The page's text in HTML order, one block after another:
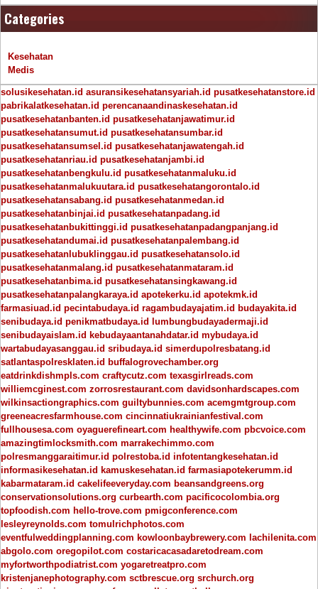
Categories
Kesehatan
Medis
solusikesehatan.id asuransikesehatansyariah.id pusatkesehatanstore.id
pabrikalatkesehatan.id perencanaandinaskesehatan.id
pusatkesehatanbanten.id pusatkesehatanjawatimur.id
pusatkesehatansumut.id pusatkesehatansumbar.id
pusatkesehatansumsel.id pusatkesehatanjawatengah.id
pusatkesehatanriau.id pusatkesehatanjambi.id
pusatkesehatanbengkulu.id pusatkesehatanmaluku.id
pusatkesehatanmalukuutara.id pusatkesehatangorontalo.id
pusatkesehatansabang.id pusatkesehatanmedan.id
pusatkesehatanbinjai.id pusatkesehatanpadang.id
pusatkesehatanbukittinggi.id pusatkesehatanpadangpanjang.id
pusatkesehatandumai.id pusatkesehatanpalembang.id
pusatkesehatanlubuklinggau.id pusatkesehatansolo.id
pusatkesehatanmalang.id pusatkesehatanmataram.id
pusatkesehatanbima.id pusatkesehatansingkawang.id
pusatkesehatanpalangkaraya.id apotekerku.id apotekmk.id
farmasiuad.id pecintabudaya.id ragambudayajatim.id budayakita.id
senibudaya.id penikmatbudaya.id
lumbungbudayadermaji.id
senibudayaislam.id kebudayaantanahdatar.id mybudaya.id
wartabudayasanggau.id sribudaya.id simerdupolresbatang.id
satlantaspolresklaten.id buffalogrovechamber.org
eatdrinkdishmpls.com craftycutz.com texasgirlreads.com
williemcginest.com zorrosrestaurant.com davidsonhardscapes.com
wilkinsactiongraphics.com guiltybunnies.com acemgmtgroup.com
greeneacresfarmhouse.com cincinnatiukrainianfestival.com
fullhousesa.com oyaguerefineart.com healthywife.com pbcvoice.com
amazingtimlocksmith.com marrakechimmo.com
polresmanggaraitimur.id polrestoba.id infotentangkesehatan.id
informasikesehatan.id kamuskesehatan.id farmasiapotekerumm.id
kabarmataram.id cakelifeeveryday.com beansandgreens.org
conservationsolutions.org curbearth.com pacificocolombia.org
topfoodish.com hello-trove.com pmigconference.com
lesleyreynolds.com tomulrichphotos.com
eventfulweddingplanning.com kowloonbaybrewery.com lachilenita.com
abgolo.com oregopilot.com costaricacasadaretodream.com
myfortworthpodiatrist.com yogaretreatpro.com
kristenjanephotography.com sctbrescue.org srchurch.org